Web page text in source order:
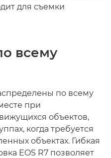
для съемки
всему
по всему
при
объектов,
когда требуется
объектах. Гибкая
EOS R7 позволяет